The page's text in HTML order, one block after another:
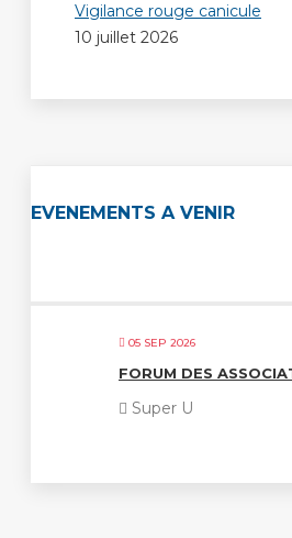
Vigilance rouge canicule
10 juillet 2026
EVENEMENTS A VENIR
05 SEP 2026
FORUM DES
Super U